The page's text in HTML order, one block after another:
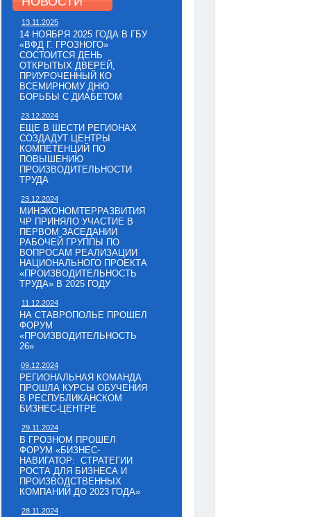
13.11.2025
14 НОЯБРЯ 2025 ГОДА В ГБУ
«ВФД Г. ГРОЗНОГО»
СОСТОИТСЯ ДЕНЬ
ОТКРЫТЫХ ДВЕРЕЙ,
ПРИУРОЧЕННЫЙ КО
ВСЕМИРНОМУ ДНЮ
БОРЬБЫ С ДИАБЕТОМ
23.12.2024
ЕЩЕ В ШЕСТИ РЕГИОНАХ
СОЗДАДУТ ЦЕНТРЫ
КОМПЕТЕНЦИЙ ПО
ПОВЫШЕНИЮ
ПРОИЗВОДИТЕЛЬНОСТИ
ТРУДА
23.12.2024
МИНЭКОНОМТЕРРАЗВИТИЯ
ЧР ПРИНЯЛО УЧАСТИЕ В
ПЕРВОМ ЗАСЕДАНИИ
РАБОЧЕЙ ГРУППЫ ПО
ВОПРОСАМ РЕАЛИЗАЦИИ
НАЦИОНАЛЬНОГО ПРОЕКТА
«ПРОИЗВОДИТЕЛЬНОСТЬ
ТРУДА» В 2025 ГОДУ
11.12.2024
НА СТАВРОПОЛЬЕ ПРОШЕЛ
ФОРУМ
«ПРОИЗВОДИТЕЛЬНОСТЬ
26»
09.12.2024
РЕГИОНАЛЬНАЯ КОМАНДА
ПРОШЛА КУРСЫ ОБУЧЕНИЯ
В РЕСПУБЛИКАНСКОМ
БИЗНЕС-ЦЕНТРЕ
29.11.2024
В ГРОЗНОМ ПРОШЕЛ
ФОРУМ «БИЗНЕС-
НАВИГАТОР: СТРАТЕГИИ
РОСТА ДЛЯ БИЗНЕСА И
ПРОИЗВОДСТВЕННЫХ
КОМПАНИЙ ДО 2023 ГОДА»
28.11.2024